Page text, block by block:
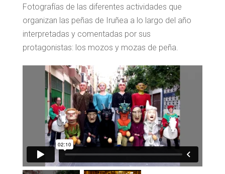
Fotografías de las diferentes actividades que
organizan las peñas de Iruñea a lo largo del año
interpretadas y comentadas por sus
protagonistas: los mozos y mozas de peña.